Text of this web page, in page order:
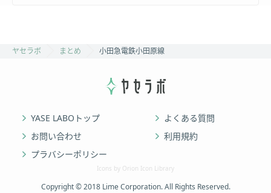
ヤセラボ まとめ 小田急電鉄小田原線
YASE LABOトップ
よくある質問
お問い合わせ
利用規約
プラバシーポリシー
Icons by Orion Icon Library
Copyright © 2018 Lime Corporation. All Rights Reserved.